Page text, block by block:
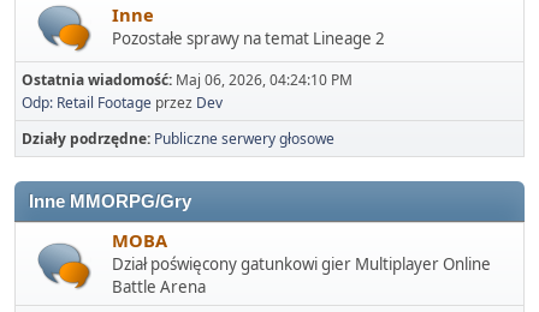
Inne
Pozostałe sprawy na temat Lineage 2
Ostatnia wiadomość: Maj 06, 2026, 04:24:10 PM
Odp: Retail Footage przez Dev
Działy podrzędne Publiczne serwery głosowe
Inne MMORPG/Gry
MOBA
Dział poświęcony gatunkowi gier Multiplayer Online
Battle Arena